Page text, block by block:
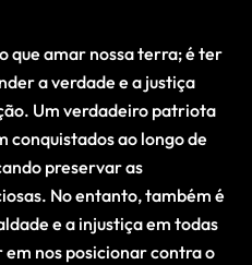
que amar nossa terra; é ter
a verdade e a justiça
Um verdadeiro patriota
conquistados ao longo de
preservar as
No entanto, também é
e a injustiça em todas
em nos posicionar contra o